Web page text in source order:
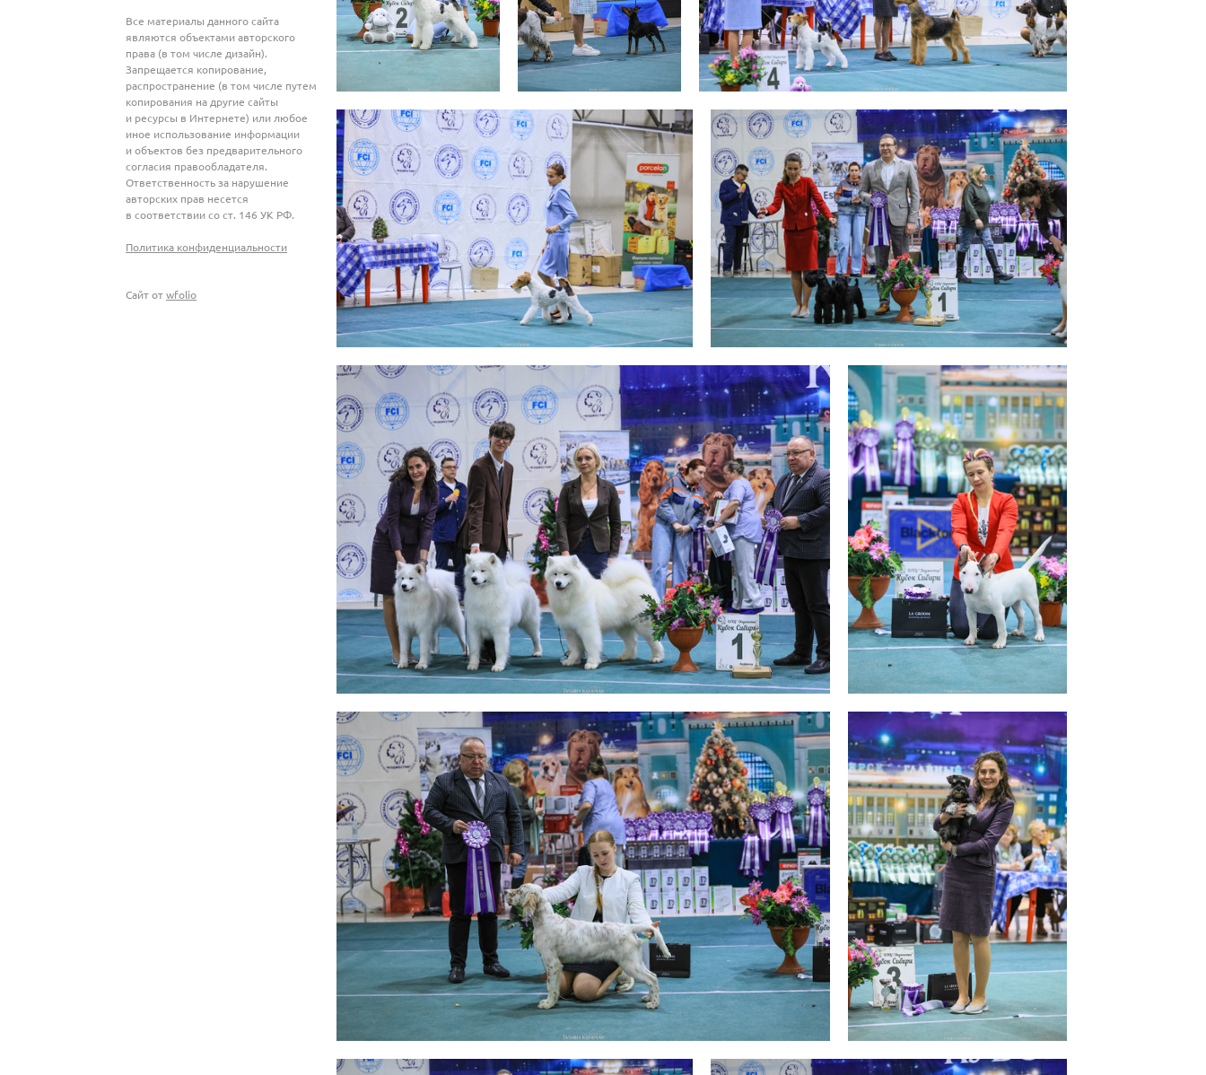
Все материалы данного сайта
являются объектами авторского
права (в том числе дизайн).
Запрещается копирование,
распространение (в том числе путем
копирования на другие сайты
и ресурсы в Интернете) или любое
иное использование информации
и объектов без предварительного
согласия правообладателя.
Ответственность за нарушение
авторских прав несется
в соответствии со ст. 146 УК РФ.
Политика конфиденциальности
Сайт отwfolio